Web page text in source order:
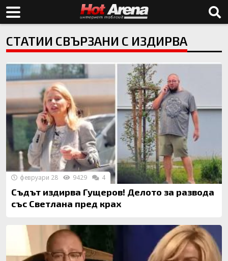
СТАТИИ СВЪРЗАНИ С ИЗДИРВА
Съдът издирва Гущеров! Делото за развода
със Светлана пред крах
февруари 28 9429 4